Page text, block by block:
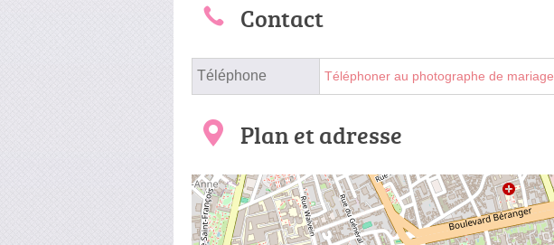
Contact
Téléphone Téléphoner au photographe de mariage
Plan et adresse